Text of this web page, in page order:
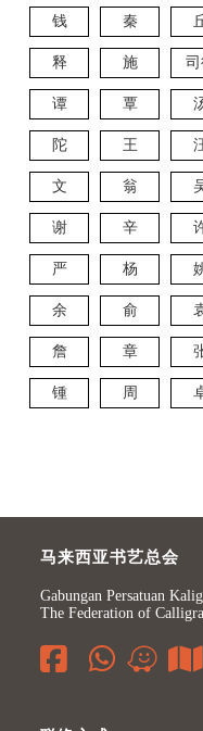
钱 秦
释 施 司
谭 覃
陀 王
文 翁
谢 辛
严 杨
余 俞
詹 章
锺 周
马来西亚书艺总会
Gabungan Persatuan
The Federation of